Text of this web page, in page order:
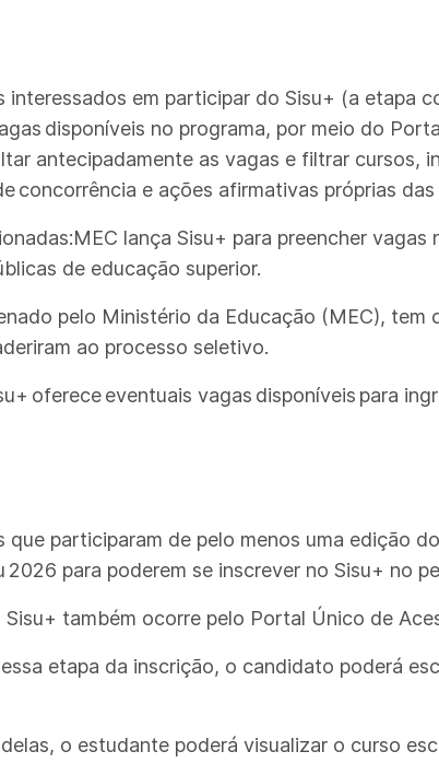
interessados em participar do Sisu+ (a etapa
disponíveis no programa, por meio do
antecipadamente as vagas e filtrar cursos,
concorrência e ações afirmativas próprias
lança Sisu+ para preencher
de educação superior.
pelo Ministério da Educação (MEC),
ao processo seletivo.
oferece eventuais vagas disponíveis para
que participaram de pelo menos uma edição
2026 para poderem se inscrever no Sisu+ no
também ocorre pelo Portal Único de
etapa da inscrição, o candidato poderá
delas, o estudante poderá visualizar o curso